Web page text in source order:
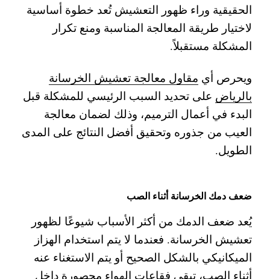
الحقيقية وراء ظهور التعشيش تُعد خطوة أساسية
لاختيار طريقة المعالجة المناسبة ومنع تكرار
المشكلة مستقبلاً.
ويحرص أي مقاول معالجة تعشيش الخرسانة
بالرياض على تحديد السبب الرئيسي للمشكلة قبل
البدء في أعمال الترميم، وذلك لضمان معالجة
العيب من جذوره وتحقيق أفضل النتائج على المدى
الطويل.
ضعف دمك الخرسانة أثناء الصب
يُعد ضعف الدمك من أكثر الأسباب شيوعًا لظهور
تعشيش الخرسانة. فعندما لا يتم استخدام الهزاز
الميكانيكي بالشكل الصحيح أو يتم الاستغناء عنه
أثناء الصب، تبقى فقاعات الهواء محصورة داخل